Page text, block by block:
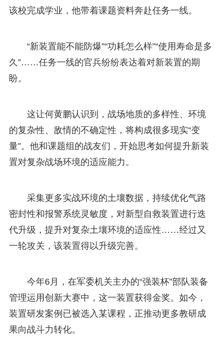
该校完成学业，他带着课题资料奔赴任务一线。
“新装置能不能防爆”“功耗怎么样”“使用寿命是多
久”……任务一线的官兵纷纷表达着对新装置的期
盼。
这让何黄鹏认识到，战场地质的多样性、环境
的复杂性、敌情的不确定性，将构成很多现实“变
量”。他和课题组的战友们，开始思考如何提升新装
置对复杂战场环境的适应能力。
采集更多实战环境的土壤数据，持续优化气路
密封性和报警系统灵敏度，对新型自救装置进行迭
代升级，提升对复杂土壤环境的适应性……经过又
一轮攻关，该装置得以升级完善。
今年6月，在军委机关主办的“强装杯”部队装备
管理运用创新大赛中，这一装置获得金奖。如今，
装置研发案例已被选入某课程，正推动更多教研成
果向战斗力转化。